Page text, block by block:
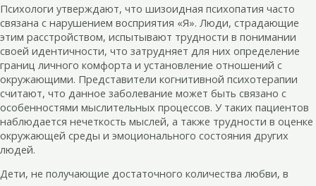
Психологи утверждают, что шизоидная психопатия часто
связана с нарушением восприятия «Я». Люди, страдающие
этим расстройством, испытывают трудности в понимании
своей идентичности, что затрудняет для них определение
границ личного комфорта и установление отношений с
окружающими. Представители когнитивной психотерапии
считают, что данное заболевание может быть связано с
особенностями мыслительных процессов. У таких пациентов
наблюдается нечеткость мыслей, а также трудности в оценке
окружающей среды и эмоционального состояния других
людей.
Дети, не получающие достаточного количества любви, в